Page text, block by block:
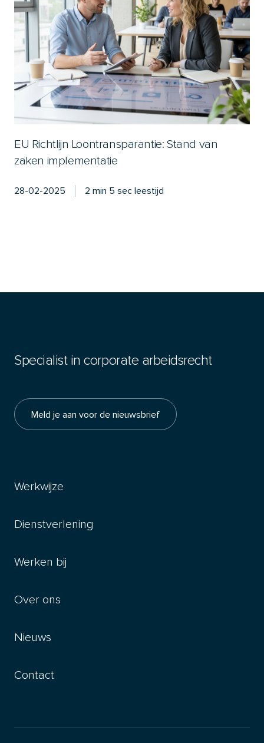
EU Richtlijn Loontransparantie: Stand van
zaken implementatie
28-02-2025 2 min 5 sec leestijd
Specialist in corporate arbeidsrecht
Meld je aan voor de nieuwsbrief
Werkwijze
Dienstverlening
Werken bij
Over ons
Nieuws
Contact